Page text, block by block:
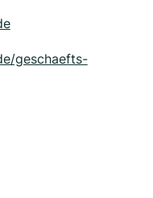
geschaefts-